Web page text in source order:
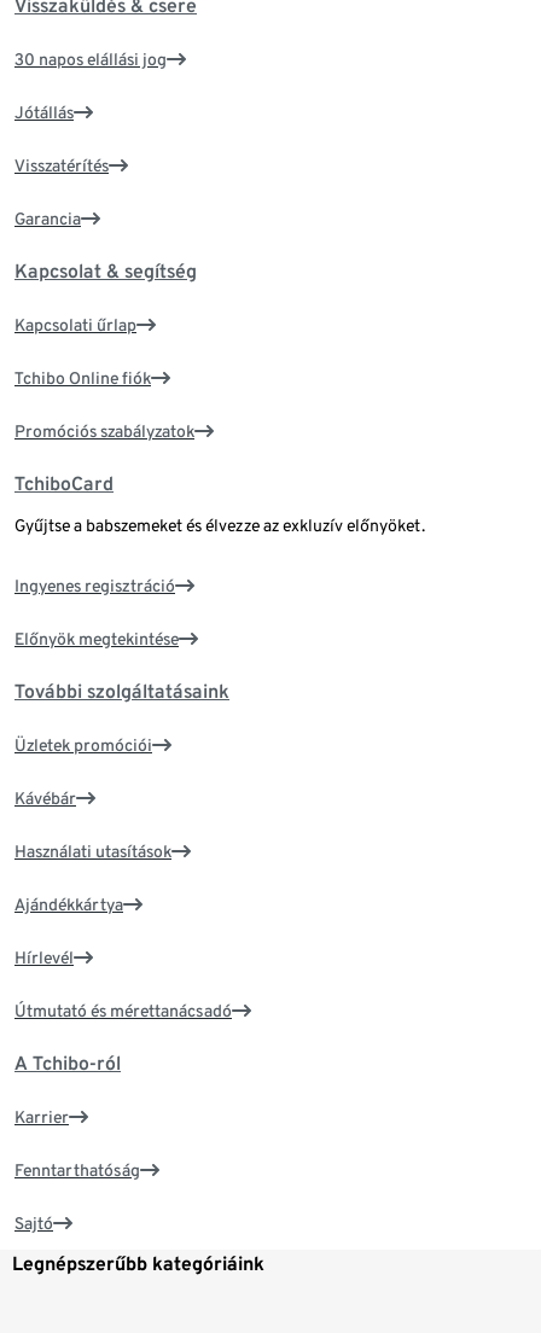
Visszaküldés & csere
30 napos elállási jog
Jótállás
Visszatérítés
Garancia
Kapcsolat & segítség
Kapcsolati űrlap
Tchibo Online fiók
Promóciós szabályzatok
TchiboCard
Gyűjtse a babszemeket és élvezze az exkluzív előnyöket.
Ingyenes regisztráció
Előnyök megtekintése
További szolgáltatásaink
Üzletek promóciói
Kávébár
Használati utasítások
Ajándékkártya
Hírlevél
Útmutató és mérettanácsadó
A Tchibo-ról
Karrier
Fenntarthatóság
Sajtó
Legnépszerűbb kategóriáink